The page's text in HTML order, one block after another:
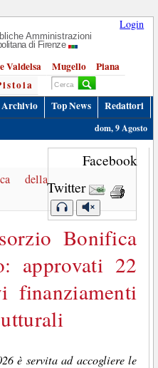
Login
Amministrazioni
di Firenze
Valdelsa Mugello
Piana
Archivio Top News
Redattori
dom, 9 Agosto
Facebook
Twitter
della
Bonifica
approvati 22
è servita ad accogliere le